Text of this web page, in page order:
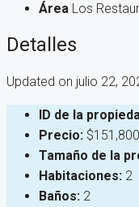
Área Los
Detalles
Updated on julio 22,
ID de la
Precio: $151,800
Tamaño de la
Habitaciones: 2
Baños: 2